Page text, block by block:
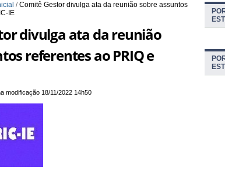
/Comitê Gestor divulga ata da reunião sobre assuntos
IE
divulga ata da reunião
referentes ao PRIQ e
modificação 18/11/2022 14h50